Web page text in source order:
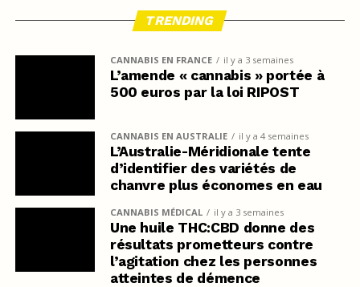
TRENDING
CANNABIS EN FRANCE il y a 3 semaines
L’amende « cannabis » portée à
500 euros par la loi RIPOST
CANNABIS EN AUSTRALIE il y a 4 semaines
L’Australie-Méridionale tente
d’identifier des variétés de
chanvre plus économes en eau
CANNABIS MÉDICAL il y a 3 semaines
Une huile THC:CBD donne des
résultats prometteurs contre
l’agitation chez les personnes
atteintes de démence